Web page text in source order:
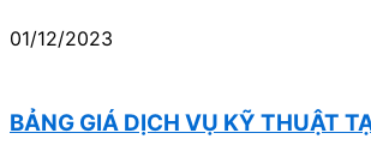
01/12/2023
BẢNG GIÁ DỊCH VỤ KỸ THUẬT